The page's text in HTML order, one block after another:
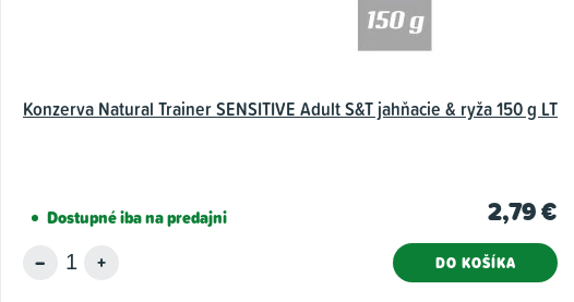
Konzerva Natural Trainer SENSITIVE Adult S&T jahňacie & ryža 150 g LT
Dostupné iba na predajni 2,79 €
DO KOŠÍKA